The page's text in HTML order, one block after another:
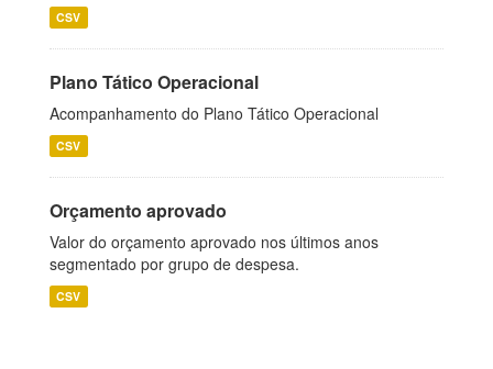
CSV
Plano Tático Operacional
Acompanhamento do Plano Tático Operacional
CSV
Orçamento aprovado
Valor do orçamento aprovado nos últimos anos
segmentado por grupo de despesa.
CSV